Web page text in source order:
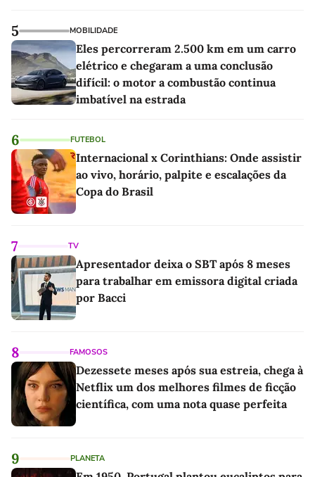
5 MOBILIDADE
Eles percorreram 2.500 km em um carro
elétrico e chegaram a uma conclusão
difícil: o motor a combustão continua
imbatível na estrada
6 FUTEBOL
Internacional x Corinthians: Onde assistir
ao vivo, horário, palpite e escalações da
Copa do Brasil
7 TV
Apresentador deixa o SBT após 8 meses
para trabalhar em emissora digital criada
por Bacci
8 FAMOSOS
Dezessete meses após sua estreia, chega à
Netflix um dos melhores filmes de ficção
científica, com uma nota quase perfeita
9 PLANETA